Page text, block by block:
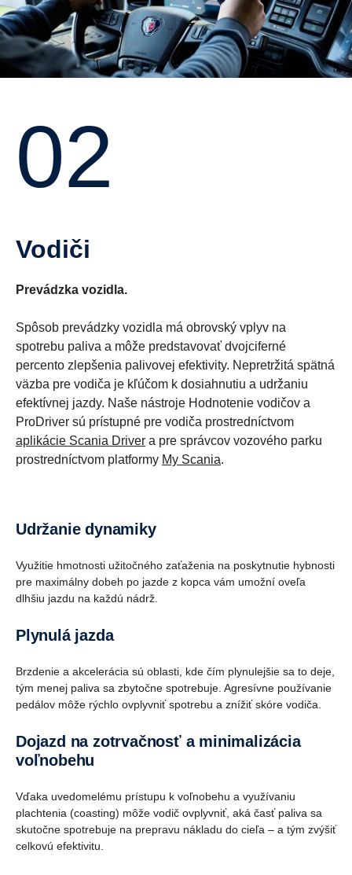
02
Vodiči
Prevádzka vozidla.
Spôsob prevádzky vozidla má obrovský vplyv na
spotrebu paliva a môže predstavovať dvojciferné
percento zlepšenia palivovej efektivity. Nepretržitá spätná
väzba pre vodiča je kľúčom k dosiahnutiu a udržaniu
efektívnej jazdy. Naše nástroje Hodnotenie vodičov a
ProDriver sú prístupné pre vodiča prostredníctvom
aplikácie Scania Driver a pre správcov vozového parku
prostredníctvom platformy My Scania.
Udržanie dynamiky
Využitie hmotnosti užitočného zaťaženia na poskytnutie hybnosti
pre maximálny dobeh po jazde z kopca vám umožní oveľa
dlhšiu jazdu na každú nádrž.
Plynulá jazda
Brzdenie a akcelerácia sú oblasti, kde čím plynulejšie sa to deje,
tým menej paliva sa zbytočne spotrebuje. Agresívne používanie
pedálov môže rýchlo ovplyvniť spotrebu a znížiť skóre vodiča.
Dojazd na zotrvačnosť a minimalizácia
voľnobehu
Vďaka uvedomelému prístupu k voľnobehu a využívaniu
plachtenia (coasting) môže vodič ovplyvniť, aká časť paliva sa
skutočne spotrebuje na prepravu nákladu do cieľa – a tým zvýšiť
celkovú efektivitu.